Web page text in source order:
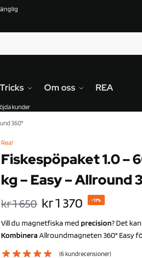
Om oss REA
kunder
360°
Rea!
Fiskespöpaket 1.0 –
kg – Easy – Allround
kr1 650 kr1 370 -17%
Vill du magnetfiska medprecision? Det
Kombinera Allroundmagneten 360° Easy
(6kundrecensioner)